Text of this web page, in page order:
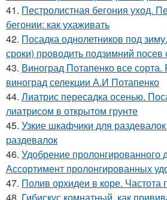
41. Пестролистная бегония уход.
бегонии: как ухаживать
42. Посадка однолетников под
сроки) проводить подзимний посев
43. Виноград Потапенко все сорта.
виноград селекции А.И Потапенко
44. Лиатрис пересадка осенью.
лиатрисом в открытом грунте
45. Узкие шкафчики для
раздевалок
46. Удобрение пролонгированного
Ассортимент пролонгированных
47. Полив орхидеи в коре. Частота